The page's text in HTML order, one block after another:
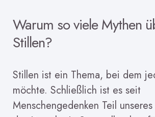
Warum so viele Mythen
Stillen?
Stillen ist ein Thema, bei dem
möchte. Schließlich ist es seit
Menschengedenken Teil